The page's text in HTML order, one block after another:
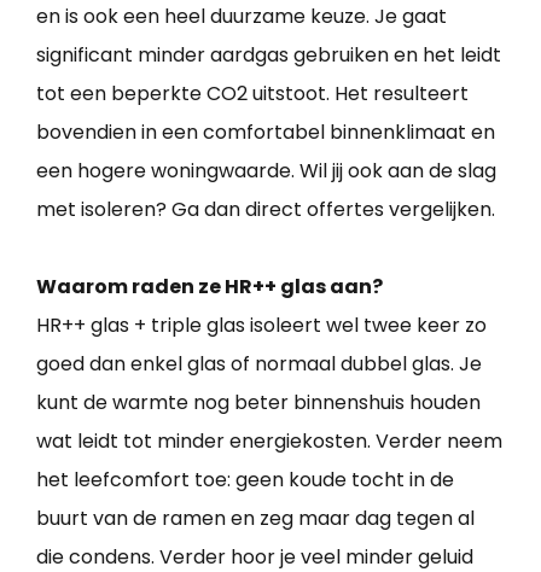
en is ook een heel duurzame keuze. Je gaat
significant minder aardgas gebruiken en het leidt
tot een beperkte CO2 uitstoot. Het resulteert
bovendien in een comfortabel binnenklimaat en
een hogere woningwaarde. Wil jij ook aan de slag
met isoleren? Ga dan direct offertes vergelijken.
Waarom raden ze HR++ glas aan?
HR++ glas + triple glas isoleert wel twee keer zo
goed dan enkel glas of normaal dubbel glas. Je
kunt de warmte nog beter binnenshuis houden
wat leidt tot minder energiekosten. Verder neem
het leefcomfort toe: geen koude tocht in de
buurt van de ramen en zeg maar dag tegen al
die condens. Verder hoor je veel minder geluid